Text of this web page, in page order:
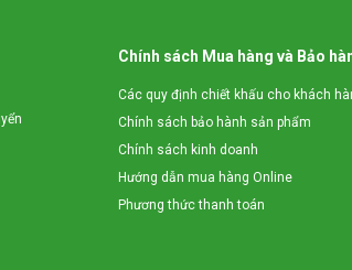
Chính sách Mua hàng và Bảo
Các quy định chiết khấu cho khách
Chính sách bảo hành sản phẩm
Chính sách kinh doanh
Hướng dẫn mua hàng Online
Phương thức thanh toán